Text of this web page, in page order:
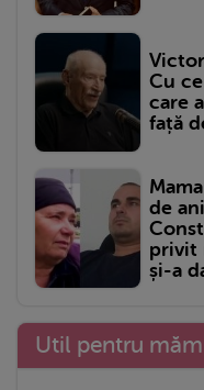
Cu
care
față
de
privit
și-a
Util pentru